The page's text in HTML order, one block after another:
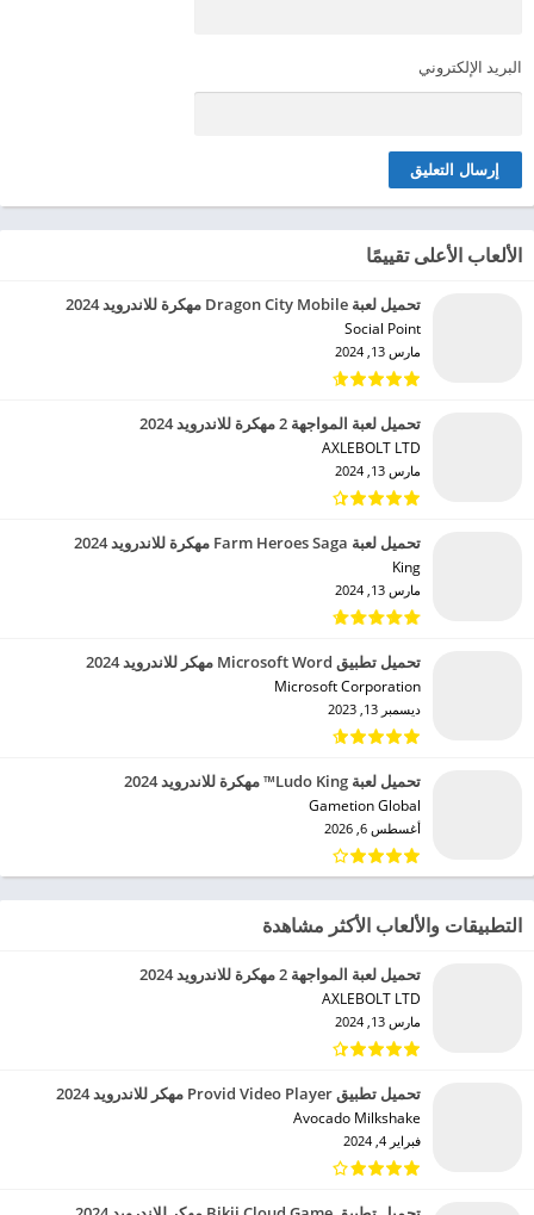
البريد الإلكتروني
الألعاب الأعلى تقييمًا
تحميل لعبة Dragon City Mobile مهكرة للاندرويد 2024
Social Point‏
مارس 13, 2024
تحميل لعبة المواجهة 2 مهكرة للاندرويد 2024
AXLEBOLT LTD‏
مارس 13, 2024
تحميل لعبة Farm Heroes Saga مهكرة للاندرويد 2024
King‏
مارس 13, 2024
تحميل تطبيق Microsoft Word مهكر للاندرويد 2024
Microsoft Corporation‏
ديسمبر 13, 2023
تحميل لعبة Ludo King™ مهكرة للاندرويد 2024
Gametion Global‏
أغسطس 6, 2026
التطبيقات والألعاب الأكثر مشاهدة
تحميل لعبة المواجهة 2 مهكرة للاندرويد 2024
AXLEBOLT LTD‏
مارس 13, 2024
تحميل تطبيق Provid Video Player مهكر للاندرويد 2024
Avocado Milkshake‏
فبراير 4, 2024